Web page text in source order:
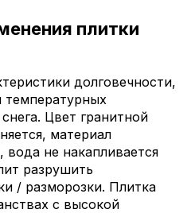
плитки
долговечности,
температурных
Цвет гранитной
материал
не накапливается
разрушить
/ разморозки. Плитка
с высокой